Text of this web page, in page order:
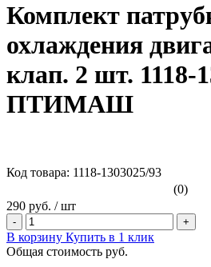
Комплект
охлаждения
клап. 2 шт. 1118-
ПТИМАШ
Код товара: 1118-1303025/93
(0)
290 руб. / шт
- +
В корзину Купить в 1 клик
Общая стоимость руб.